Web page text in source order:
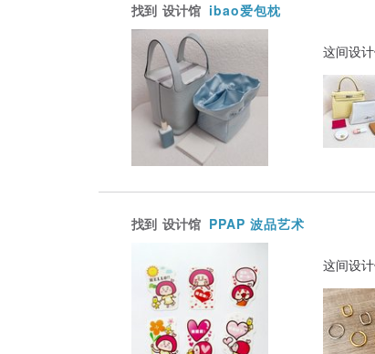
找到 设计馆 ibao爱包枕
这间设
找到 设计馆 PPAP 波品艺术
这间设